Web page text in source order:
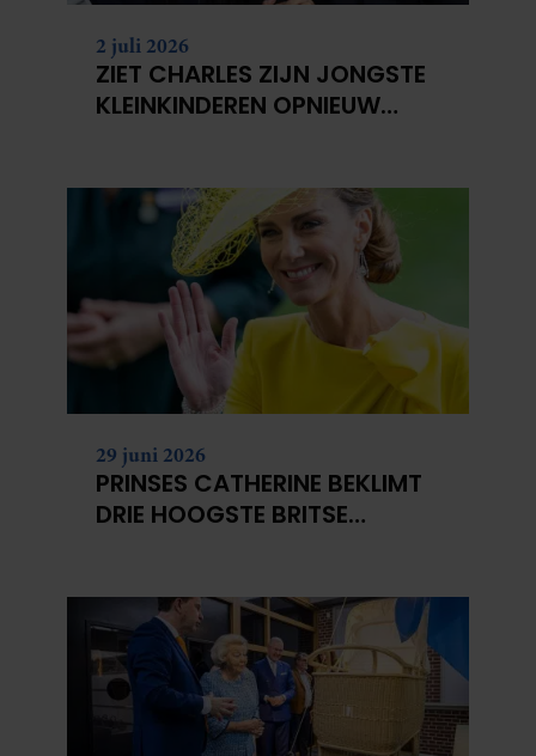
2 juli 2026
ZIET CHARLES ZIJN JONGSTE
KLEINKINDEREN OPNIEUW
29 juni 2026
PRINSES CATHERINE BEKLIMT
DRIE HOOGSTE BRITSE